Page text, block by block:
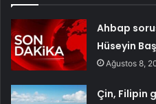
Ahbap
Hüseyin
Ağustos 8,
Çin, Filipin